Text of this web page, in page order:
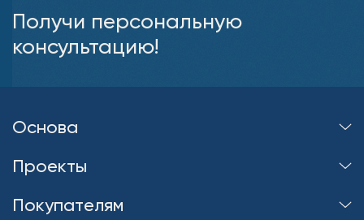
Получи персональную
консультацию!
Основа
Проекты
Покупателям